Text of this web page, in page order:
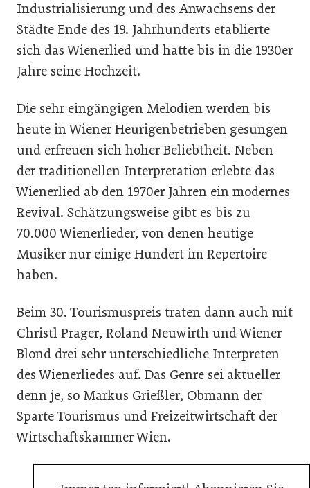
Industrialisierung und des Anwachsens der
Städte Ende des 19. Jahrhunderts etablierte
sich das Wienerlied und hatte bis in die 1930er
Jahre seine Hochzeit.
Die sehr eingängigen Melodien werden bis
heute in Wiener Heurigenbetrieben gesungen
und erfreuen sich hoher Beliebtheit. Neben
der traditionellen Interpretation erlebte das
Wienerlied ab den 1970er Jahren ein modernes
Revival. Schätzungsweise gibt es bis zu
70.000 Wienerlieder, von denen heutige
Musiker nur einige Hundert im Repertoire
haben.
Beim 30. Tourismuspreis traten dann auch mit
Christl Prager, Roland Neuwirth und Wiener
Blond drei sehr unterschiedliche Interpreten
des Wienerliedes auf. Das Genre sei aktueller
denn je, so Markus Grießler, Obmann der
Sparte Tourismus und Freizeitwirtschaft der
Wirtschaftskammer Wien.